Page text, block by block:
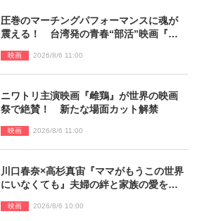
圧巻のマーチングパフォーマンスに魂が
震える！ 台湾発の青春“部活”映画『進
映画 2026/8/6 11:00
ニワトリ主演映画『雌鶏』が世界の映画
祭で絶賛！ 新たな場面カット解禁
映画 2026/8/6 11:00
川口春奈×高杉真宙『ママがもうこの世界
にいなくても』夫婦の絆と家族の愛を映
映画 2026/8/6 10:00